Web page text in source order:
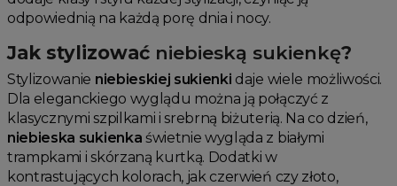
odpowiednią na każdą porę dnia i nocy.
Jak stylizować niebieską sukienkę?
Stylizowanie niebieskiej sukienki daje wiele możliwości.
Dla eleganckiego wyglądu można ją połączyć z
klasycznymi szpilkami i srebrną biżuterią. Na co dzień,
niebieska sukienka świetnie wygląda z białymi
trampkami i skórzaną kurtką. Dodatki w
kontrastujących kolorach, jak czerwień czy złoto,